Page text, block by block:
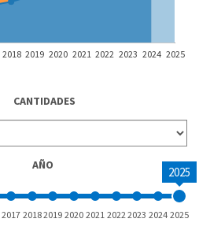
2018 2019 2020 2021 2022 2023 2024 2025
CANTIDADES
AÑO 2025
2017 20182019 2020 2021 2022 2023 2024 2025